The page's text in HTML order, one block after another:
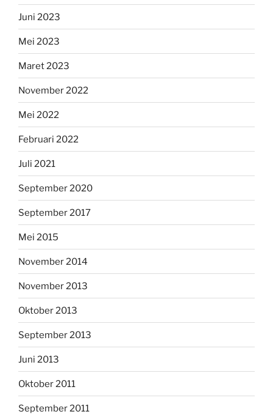
Juni 2023
Mei 2023
Maret 2023
November 2022
Mei 2022
Februari 2022
Juli 2021
September 2020
September 2017
Mei 2015
November 2014
November 2013
Oktober 2013
September 2013
Juni 2013
Oktober 2011
September 2011